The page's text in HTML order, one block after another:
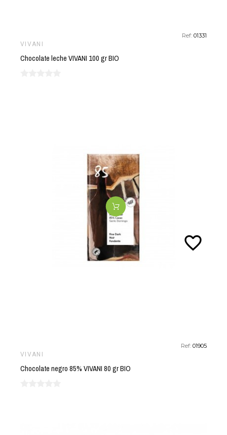
Ref:01331
VIVANI
Chocolate leche VIVANI 100 gr BIO
Ref:01905
VIVANI
Chocolate negro 85% VIVANI 80 gr BIO
favorite_border